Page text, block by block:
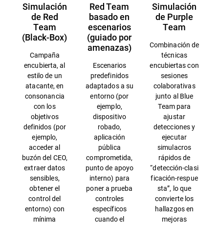
Simulación
de Red
Team
(Black-Box)
Campaña
encubierta, al
estilo de un
atacante, en
consonancia
con los
objetivos
definidos (por
ejemplo,
acceder al
buzón del CEO,
extraer datos
sensibles,
obtener el
control del
entorno) con
mínima
Red Team
basado en
escenarios
(guiado por
amenazas)
Escenarios
predefinidos
adaptados a su
entorno (por
ejemplo,
dispositivo
robado,
aplicación
pública
comprometida,
punto de apoyo
interno) para
poner a prueba
controles
específicos
cuando el
Simulación
de Purple
Team
Combinación de
técnicas
encubiertas con
sesiones
colaborativas
junto al Blue
Team para
ajustar
detecciones y
ejecutar
simulacros
rápidos de
“detección‑clasi
ficación‑respue
sta”, lo que
convierte los
hallazgos en
mejoras